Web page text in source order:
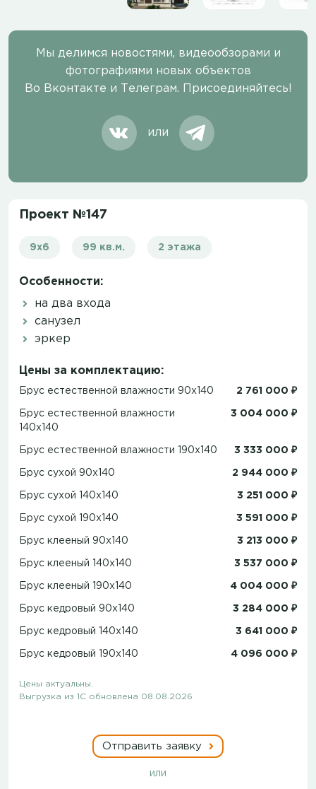
Мы делимся новостями, видеообзорами и
фотографиями новых объектов
Во Вконтакте и Телеграм. Присоединяйтесь!
или
Проект №147
9x6 99 кв.м. 2 этажа
Особенности:
на два входа
санузел
эркер
Цены за комплектацию:
Брус естественной влажности 90x140 2 761 000 ₽
Брус естественной влажности
140x140
3 004 000 ₽
Брус естественной влажности 190x140 3 333 000 ₽
Брус сухой 90x140 2 944 000 ₽
Брус сухой 140x140 3 251 000 ₽
Брус сухой 190x140 3 591 000 ₽
Брус клееный 90x140 3 213 000 ₽
Брус клееный 140x140 3 537 000 ₽
Брус клееный 190x140 4 004 000 ₽
Брус кедровый 90x140 3 284 000 ₽
Брус кедровый 140x140 3 641 000 ₽
Брус кедровый 190x140 4 096 000 ₽
Цены актуальны.
Выгрузка из 1С обновлена 08.08.2026
Отправить заявку
или